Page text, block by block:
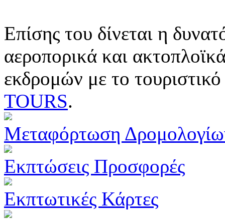
Επίσης του δίνεται η
αεροπορικά και
εκδρομών με το
TOURS.
Μεταφόρτωση
Εκπτώσεις Προσφορές
Εκπτωτικές Κάρτες